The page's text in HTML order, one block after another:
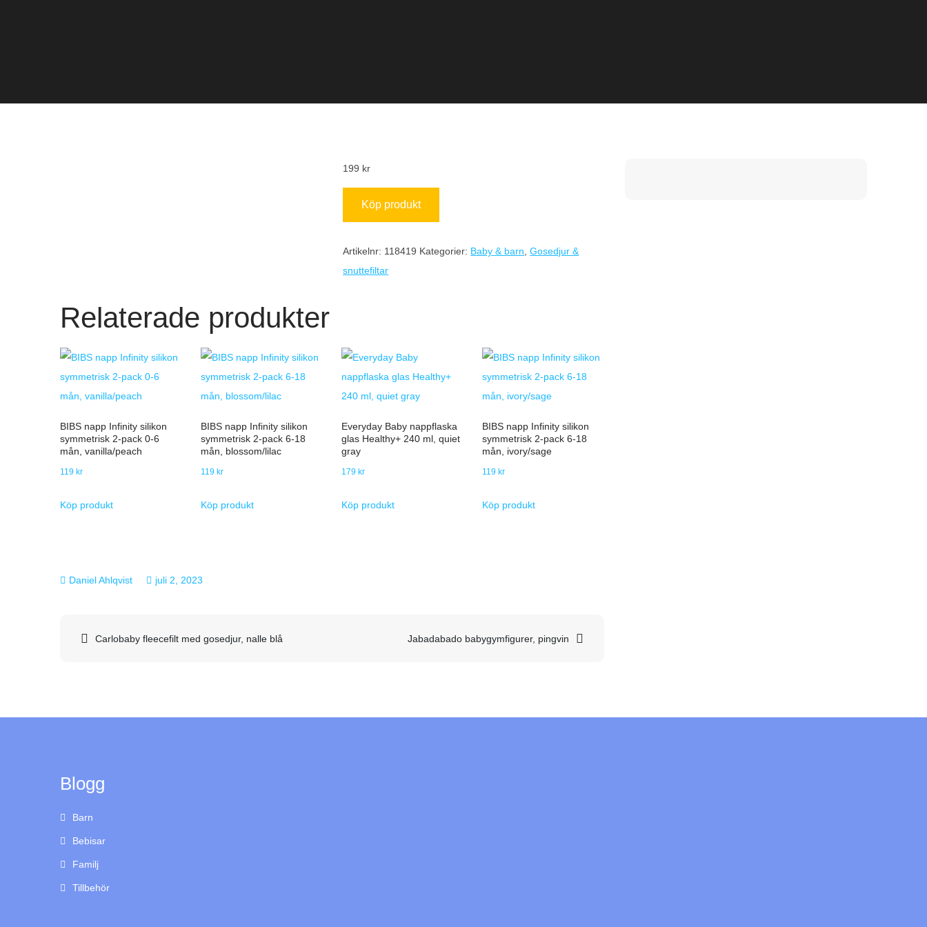
199 kr
Köp produkt
Artikelnr: 118419 Kategorier: Baby & barn ,Gosedjur &
snuttefiltar
Relaterade produkter
BIBS napp Infinity silikon
symmetrisk 2-pack 0-6
mån, vanilla/peach
119 kr
Köp produkt
BIBS napp Infinity silikon
symmetrisk 2-pack 6-18
mån, blossom/lilac
119 kr
Köp produkt
Everyday Baby nappflaska
glas Healthy+ 240 ml, quiet
gray
179 kr
Köp produkt
BIBS napp Infinity silikon
symmetrisk 2-pack 6-18
mån, ivory/sage
119 kr
Köp produkt
juli 2, 2023
Inläggsnavigering
Carlobaby fleecefilt med gosedjur, nalle blå Jabadabado babygymfigurer, pingvin
Blogg
Barn
Bebisar
Familj
Tillbehör